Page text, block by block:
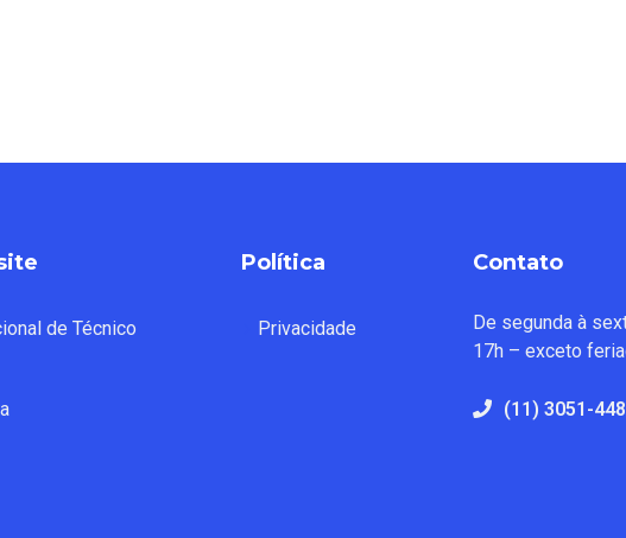
de Técnico
Política
Privacidade
Contato
De segunda à
17h – exceto
(11) 3051-